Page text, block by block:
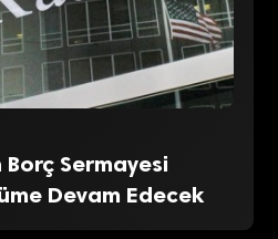
Borç Sermayesi
Devam Edecek